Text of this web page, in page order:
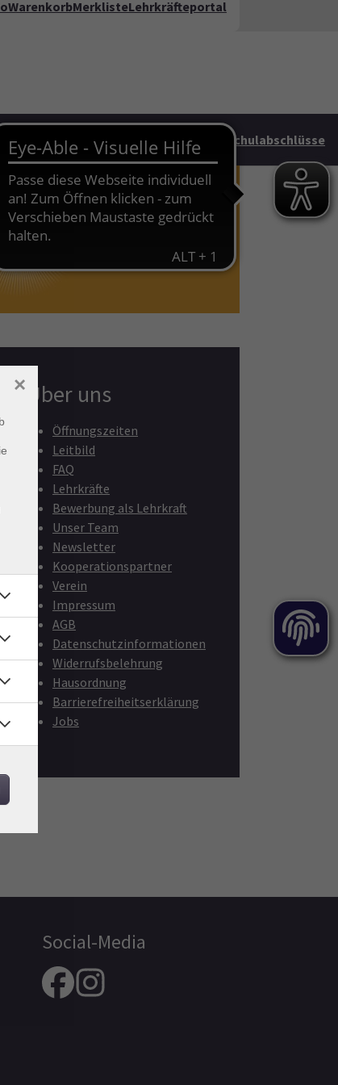
WarenkorbMerklisteLehrkräfteportal
Junge vhs &
Familie
HAG Schulabschlüsse
Über uns
Öffnungszeiten
Leitbild
FAQ
Lehrkräfte
Bewerbung als Lehrkraft
Unser Team
Newsletter
Kooperationspartner
Verein
Impressum
AGB
Datenschutzinformationen
Widerrufsbelehrung
Hausordnung
Barrierefreiheitserklärung
Jobs
Social-Media
×